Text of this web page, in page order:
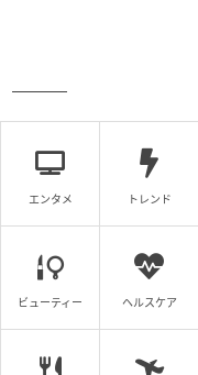
すママ、大丈夫か
ら。
後、一般歯科にて勤務。
に奮闘しながら ママさん
医師ママkiki｜note： htt
エンタメ トレンド
ビューティー ヘルスケア